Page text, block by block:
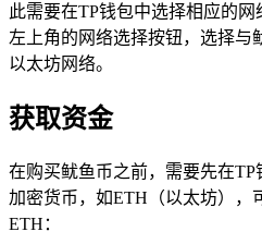
此需要在TP钱包中选择相应的
左上角的网络选择按钮，选择与
以太坊网络。
获取资金
在购买鱿鱼币之前，需要先在
加密货币，如ETH（以太坊），
ETH：